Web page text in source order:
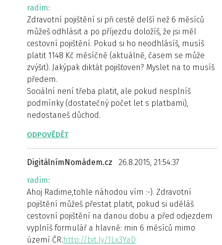
radim:
Zdravotní pojištění si při cestě delší než 6 měsíců
můžeš odhlásit a po příjezdu doložíš, že jsi měl
cestovní pojištění. Pokud si ho neodhlásíš, musíš
platit 1148 Kč měsíčně (aktuálně, časem se může
zvýšit). Jakýpak diktát pojišťoven? Myslet na to musíš
předem.
Sociální není třeba platit, ale pokud nesplníš
podmínky (dostatečný počet let s platbami),
nedostaneš důchod.
ODPOVĚDĚT
DigitálnímNomádem.cz
26.8.2015, 21:54:37
radim:
Ahoj Radime,tohle náhodou vím :-). Zdravotní
pojištění můžeš přestat platit, pokud si uděláš
cestovní pojištění na danou dobu a před odjezdem
vyplníš formulář a hlavně: min 6 měsíců mimo
území ČR.http://bit.ly/1Lx3YaD